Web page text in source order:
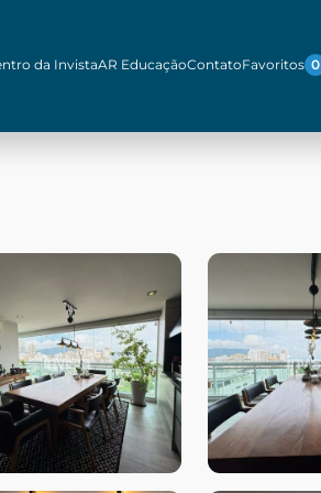
da InvistaAR EducaçãoContatoFavoritos 0